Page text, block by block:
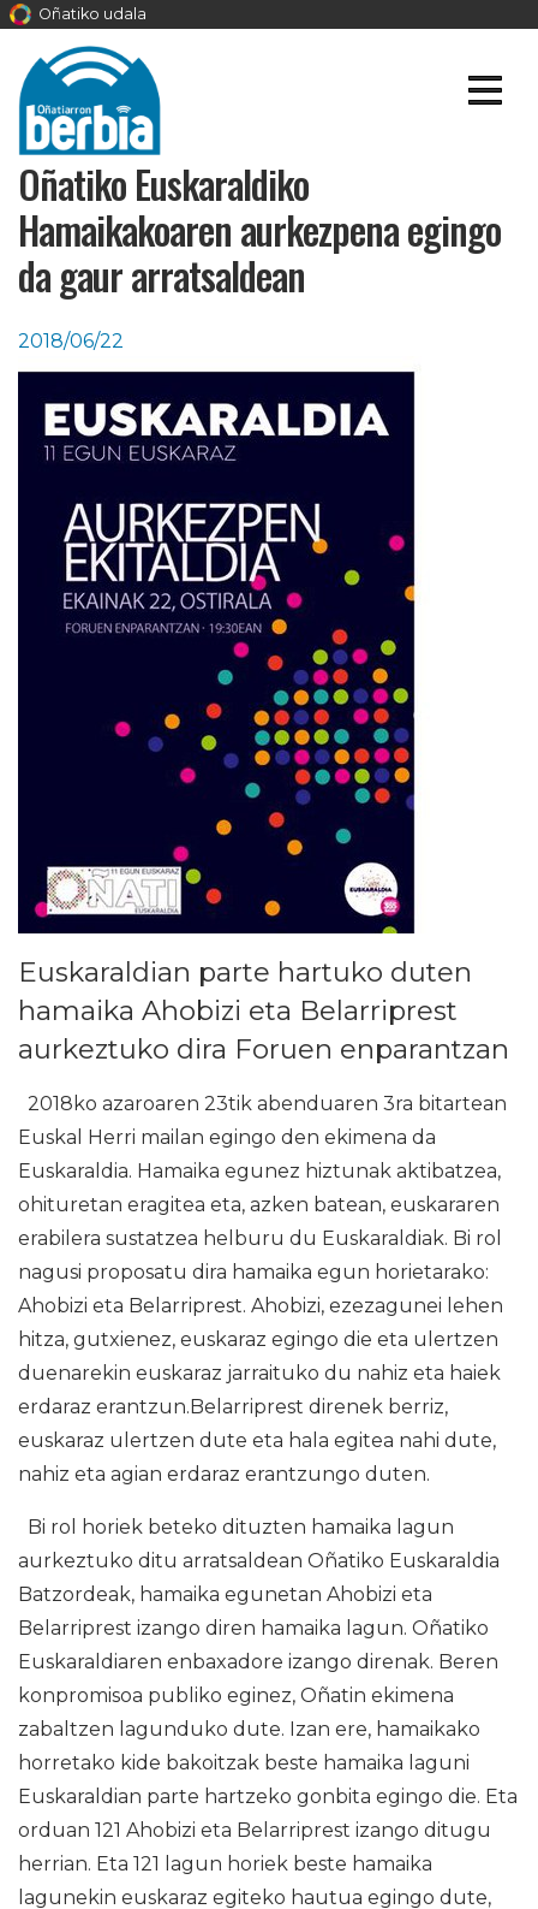
Oñatiko udala
Oñatiko Euskaraldiko
Hamaikakoaren aurkezpena egingo
da gaur arratsaldean
2018/06/22
Euskaraldian parte hartuko duten
hamaika Ahobizi eta Belarriprest
aurkeztuko dira Foruen enparantzan
2018ko azaroaren 23tik abenduaren 3ra bitartean
Euskal Herri mailan egingo den ekimena da
Euskaraldia. Hamaika egunez hiztunak aktibatzea,
ohituretan eragitea eta, azken batean, euskararen
erabilera sustatzea helburu du Euskaraldiak. Bi rol
nagusi proposatu dira hamaika egun horietarako:
Ahobizi eta Belarriprest. Ahobizi, ezezagunei lehen
hitza, gutxienez, euskaraz egingo die eta ulertzen
duenarekin euskaraz jarraituko du nahiz eta haiek
erdaraz erantzun.Belarriprest direnek berriz,
euskaraz ulertzen dute eta hala egitea nahi dute,
nahiz eta agian erdaraz erantzungo duten.
Bi rol horiek beteko dituzten hamaika lagun
aurkeztuko ditu arratsaldean Oñatiko Euskaraldia
Batzordeak, hamaika egunetan Ahobizi eta
Belarriprest izango diren hamaika lagun. Oñatiko
Euskaraldiaren enbaxadore izango direnak. Beren
konpromisoa publiko eginez, Oñatin ekimena
zabaltzen lagunduko dute. Izan ere, hamaikako
horretako kide bakoitzak beste hamaika laguni
Euskaraldian parte hartzeko gonbita egingo die. Eta
orduan 121 Ahobizi eta Belarriprest izango ditugu
herrian. Eta 121 lagun horiek beste hamaika
lagunekin euskaraz egiteko hautua egingo dute,